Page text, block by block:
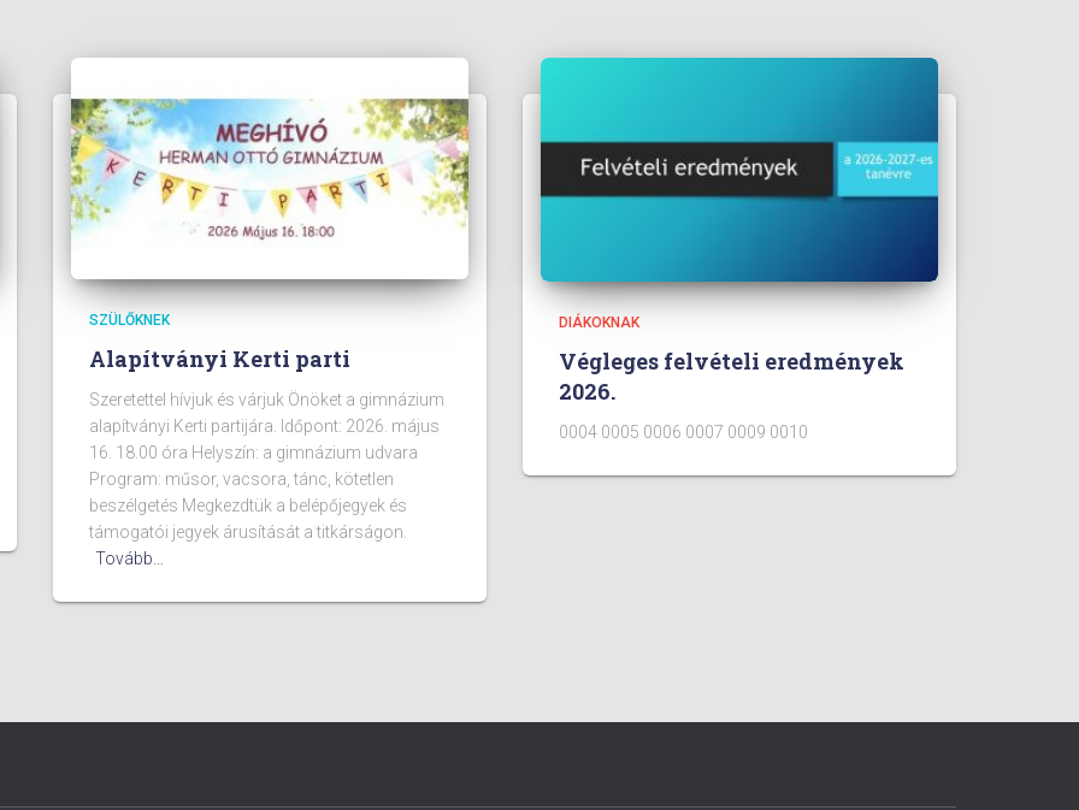
SZÜLŐKNEK
Alapítványi Kerti parti
Szeretettel hívjuk és várjuk Önöket a gimnázium
alapítványi Kerti partijára. Időpont: 2026. május
16. 18.00 óra Helyszín: a gimnázium udvara
Program: műsor, vacsora, tánc, kötetlen
beszélgetés Megkezdtük a belépőjegyek és
támogatói jegyek árusítását a titkárságon.
Tovább…
DIÁKOKNAK
Végleges felvételi eredmények
2026.
0004 0005 0006 0007 0009 0010